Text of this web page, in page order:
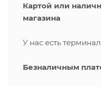
Картой или
магазина
У нас есть
Безналичным